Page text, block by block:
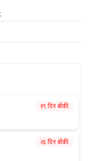
१९ दिन बाँकी
२६ दिन बाँकी